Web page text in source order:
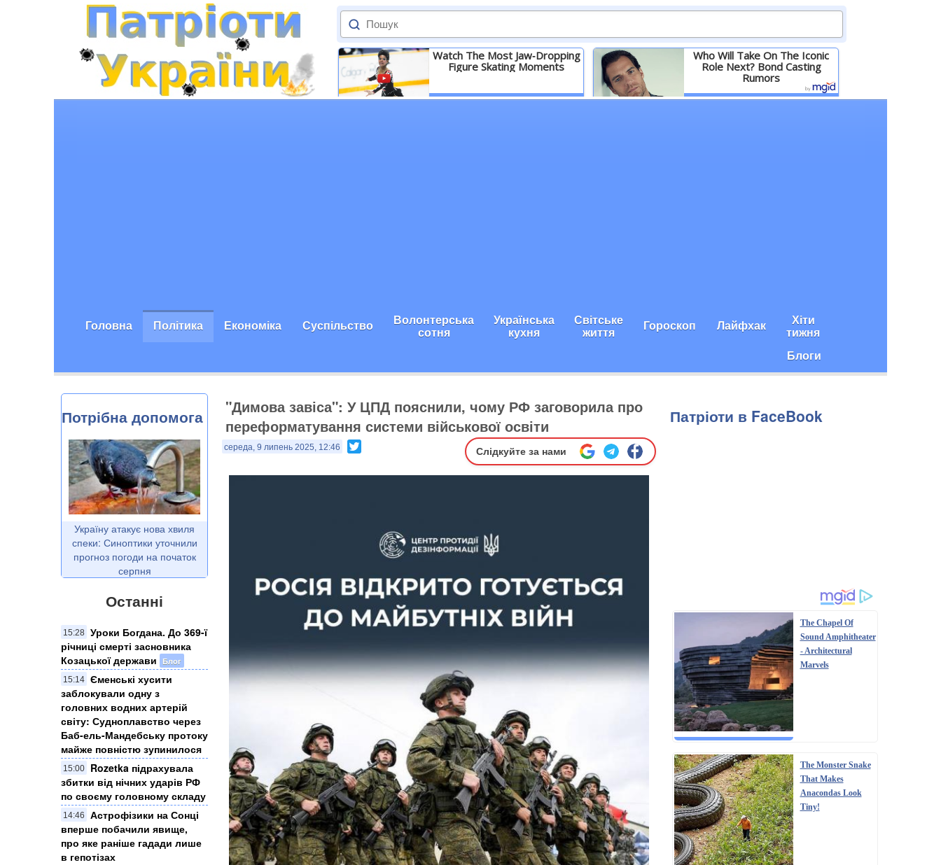
Watch The Most Jaw‑Dropping
Figure Skating Moments
Детальніше
Who Will Take On The Iconic
Role Next? Bond Casting
Rumors
Детальніше
Головна Політика Економіка Суспільство Волонтерська
сотня
Українська
кухня
Світське
життя Гороскоп Лайфхак Хіти
тижня
Блоги
Потрібна допомога
Україну атакує нова хвиля
спеки: Синоптики уточнили
прогноз погоди на початок
серпня
Останні
15:28 Уроки Богдана. До 369-ї
річниці смерті засновника
Козацької держави
Блог
15:14 Єменські хусити
заблокували одну з
головних водних артерій
світу: Судноплавство через
Баб-ель-Мандебську протоку
майже повністю зупинилося
15:00
Rozetka підрахувала
збитки від нічних ударів РФ
по своєму головному складу
14:46
Астрофізики на Сонці
вперше побачили явище,
про яке раніше гадади лише
в гепотізах
"Димова завіса": У ЦПД пояснили, чому РФ заговорила про
переформатування системи військової освіти
середа, 9 липень 2025, 12:46 Слідкуйте за нами
Патріоти в FaceBook
The Chapel Of
Sound Amphitheater
- Architectural
Marvels
The Monster Snake
That Makes
Anacondas Look
Tiny!